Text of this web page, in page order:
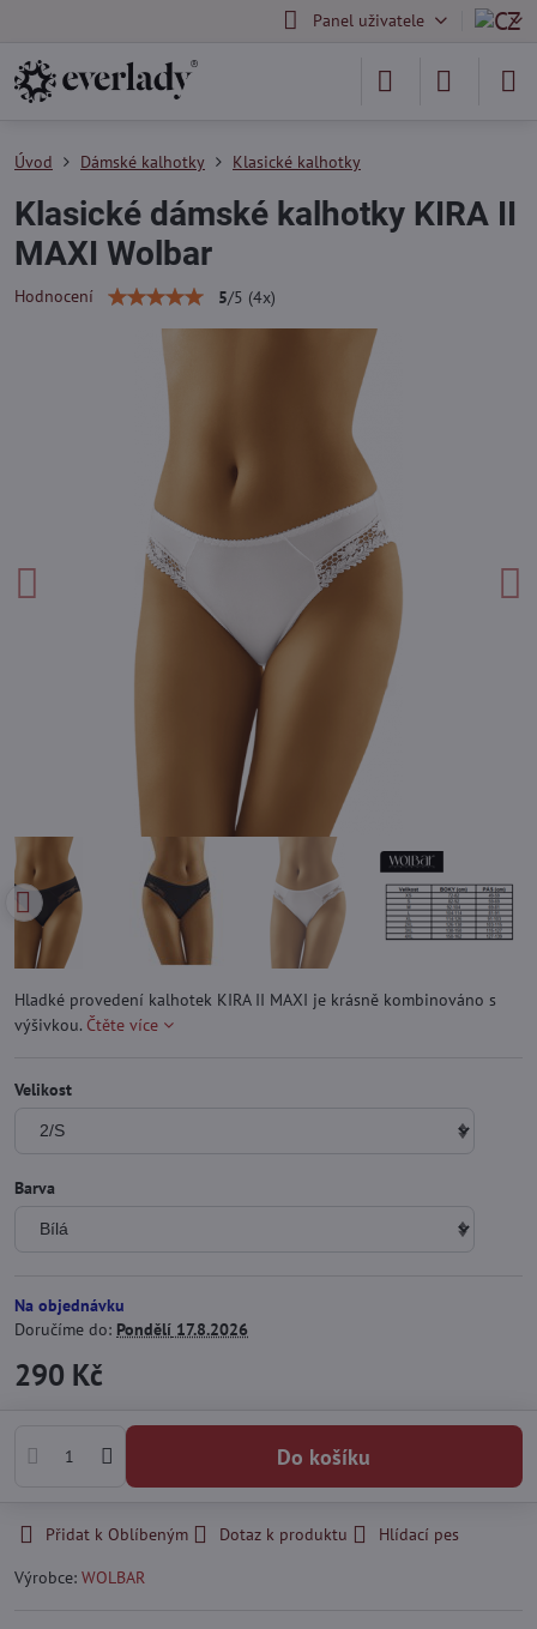
Panel uživatele
Úvod Dámské kalhotky Klasické kalhotky
Klasické dámské kalhotky KIRA II
MAXI Wolbar
Hodnocení 5/5 (4x)
Hladké provedení kalhotek KIRA II MAXI je krásně kombinováno s
výšivkou. Čtěte více
Velikost
Barva
Na objednávku
Doručíme do: Pondělí 17.8.2026
290 Kč
Do košíku
Přidat k Oblíbeným Dotaz k produktu
Hlídací pes
Výrobce: WOLBAR